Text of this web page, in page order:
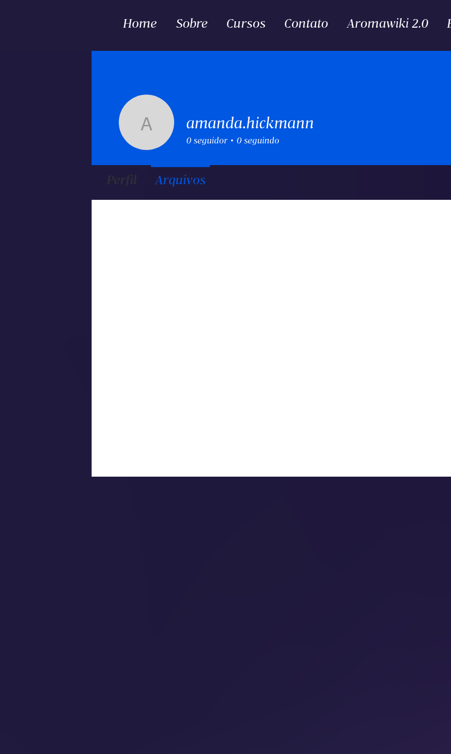
Home Sobre Cursos Contato Aromawiki 2.0
amanda.hickmann
amanda.hickmann
0 seguidor 0 seguindo
Perfil Arquivos